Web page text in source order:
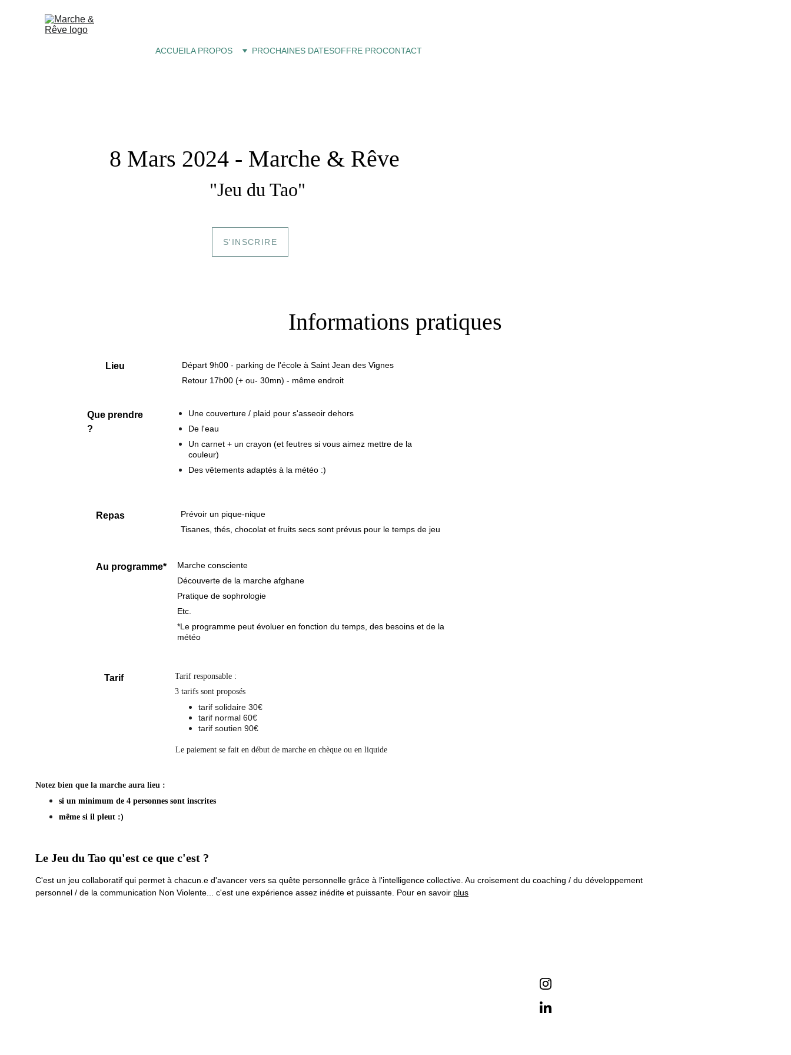
ACCUEIL A PROPOS PROCHAINES DATESOFFRE PROCONTACT
8 Mars 2024 - Marche & Rêve
"Jeu du Tao"
S'INSCRIRE
Départ 9h00 - parking de l'école à Saint Jean des Vignes
Retour 17h00 (+ ou- 30mn) - même endroit
Informations pratiques
Une couverture / plaid pour s'asseoir dehors
De l'eau
Un carnet + un crayon (et feutres si vous aimez mettre de la
couleur)
Des vêtements adaptés à la météo :)
Lieu
Que prendre
?
Repas
Prévoir un pique-nique
Tisanes, thés, chocolat et fruits secs sont prévus pour le temps de jeu
Au programme*
Marche consciente
Découverte de la marche afghane
Pratique de sophrologie
Etc.
*Le programme peut évoluer en fonction du temps, des besoins et de la
météo
Tarif
Tarif responsable :
3 tarifs sont proposés
tarif solidaire 30€
tarif normal 60€
tarif soutien 90€
Le Jeu du Tao qu'est ce que c'est ?
C'est un jeu collaboratif qui permet à chacun.e d'avancer vers sa quête personnelle grâce à l'intelligence collective. Au croisement du coaching / du développement
personnel / de la communication Non Violente... c'est une expérience assez inédite et puissante. Pour en savoir plus
Le paiement se fait en début de marche en chèque ou en liquide
Notez bien que la marche aura lieu :
si un minimum de 4 personnes sont inscrites
même si il pleut :)